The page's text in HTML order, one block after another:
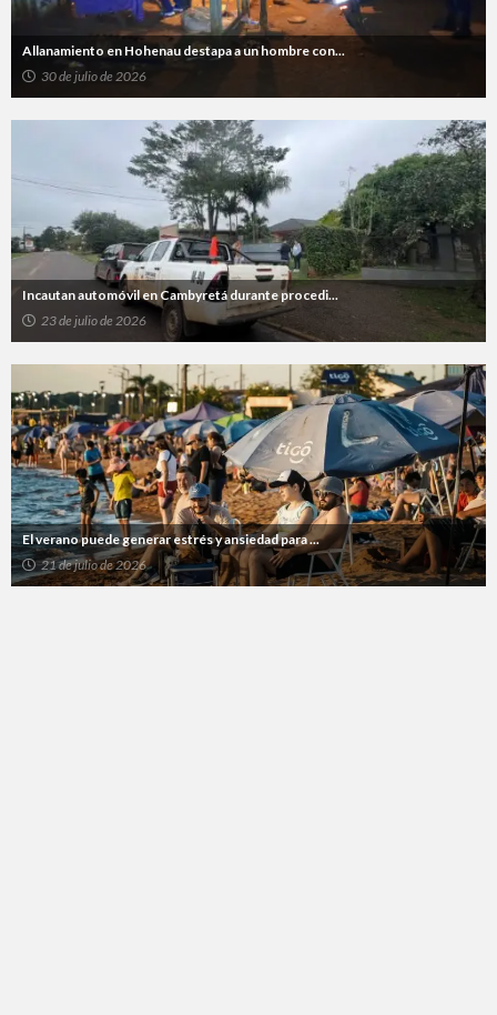
Allanamiento en Hohenau destapa a un hombre con...
30 de julio de 2026
Incautan automóvil en Cambyretá durante procedi...
23 de julio de 2026
El verano puede generar estrés y ansiedad para ...
21 de julio de 2026